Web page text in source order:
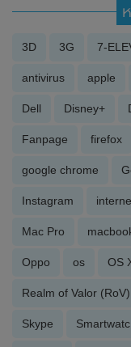
3D 3G 7-
antivirus apple
Dell Disney+
Fanpage firefox
google chrome
Instagram
Mac Pro
Oppo os OS
Realm of Valor (RoV)
Skype